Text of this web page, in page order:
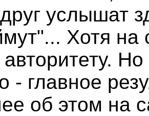
услышат
Хотя на
авторитету.
- главное
об этом на